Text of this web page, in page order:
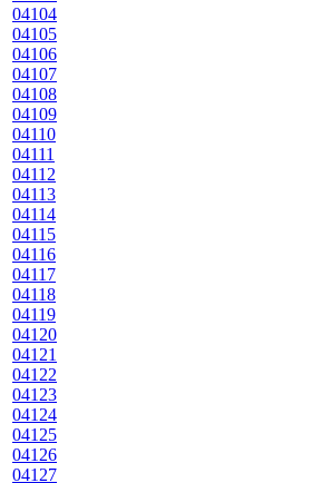
04104
04105
04106
04107
04108
04109
04110
04111
04112
04113
04114
04115
04116
04117
04118
04119
04120
04121
04122
04123
04124
04125
04126
04127